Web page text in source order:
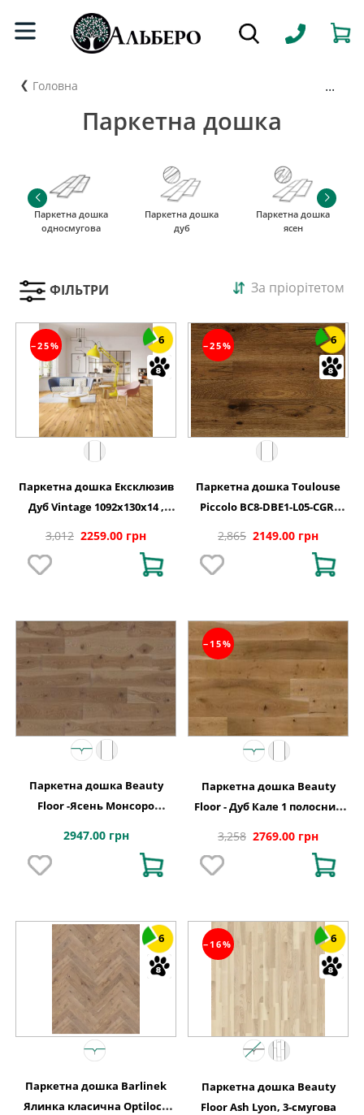
Головна ...
Паркетна дошка
Паркетна дошка
односмугова
Паркетна дошка
дуб
Паркетна дошка
ясен
ФІЛЬТРИ За пріорітетом
−25% 6
Паркетна дошка Ексклюзив
Дуб Vintage 1092x130x14 ,
3,012 2259.00 грн
−25% 6
Паркетна дошка Toulouse
Piccolo BC8-DBE1-L05-CGR-
2,865 2149.00 грн
Паркетна дошка Beauty
Floor -Ясень Монсоро
2947.00 грн
−15%
Паркетна дошка Beauty
Floor - Дуб Кале 1 полосний
3,258 2769.00 грн
6
Паркетна дошка Barlinek
Ялинка класична Optilock
−16% 6
Паркетна дошка Beauty
Floor Ash Lyon, 3-смугова